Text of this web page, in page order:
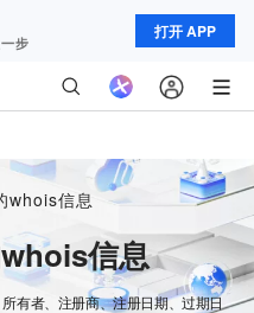
打开 APP
whois信息
信息
有者、注册商、注册日期、过期日